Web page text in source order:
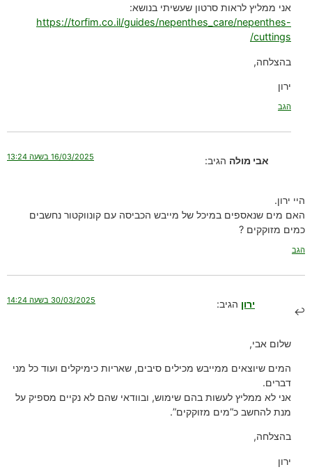
אני ממליץ לראות סרטון שעשיתי בנושא:
https://torfim.co.il/guides/nepenthes_care/nepenthes-
cuttings/
בהצלחה,
ירון
הגב
אבי מולה הגיב: 16/03/2025 בשעה 13:24
היי ירון.
האם מים שנאספים במיכל של מייבש הכביסה עם קונווקטור נחשבים
כמים מזוקקים ?
הגב
ירון הגיב: 30/03/2025 בשעה 14:24
שלום אבי,
המים שיוצאים ממייבש מכילים סיבים, שאריות כימיקלים ועוד כל מני
דברים.
אני לא ממליץ לעשות בהם שימוש, ובוודאי שהם לא נקיים מספיק על
מנת להחשב כ”מים מזוקקים”.
בהצלחה,
ירון